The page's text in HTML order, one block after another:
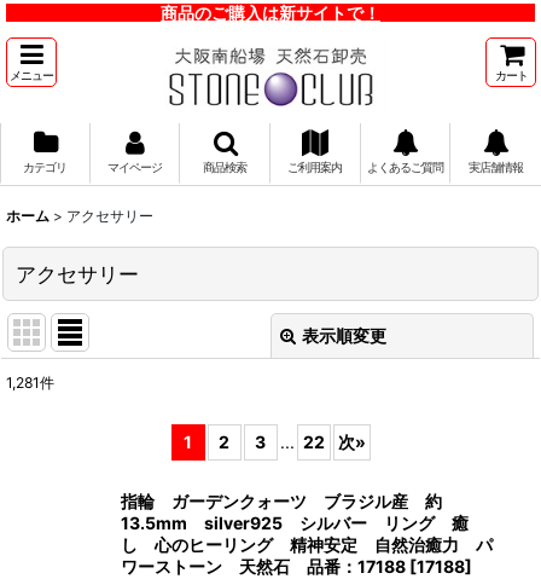
商品のご購入は新サイトで！
メニュー カート
カテゴリ マイページ 商品検索 ご利用案内 よくあるご質問 実店舗情報
ホーム > アクセサリー
アクセサリー
表示順変更
1,281件
1 2 3 ... 22 次»
指輪 ガーデンクォーツ ブラジル産 約
13.5mm silver925 シルバー リング 癒
し 心のヒーリング 精神安定 自然治癒力 パ
ワーストーン 天然石 品番：17188 [17188]